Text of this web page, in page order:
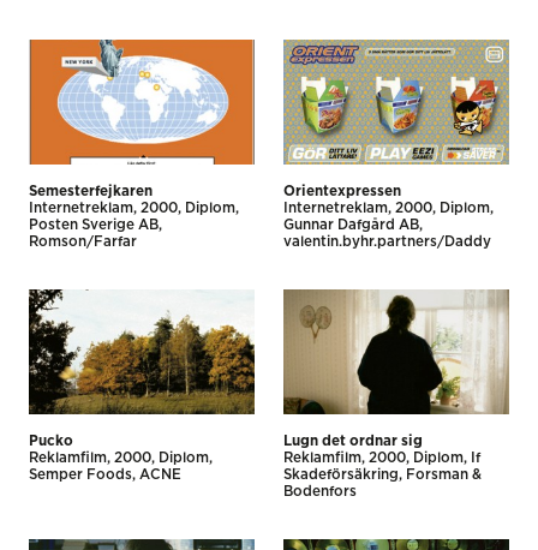
Semesterfejkaren
Internet­reklam 2000
Diplom
Posten Sverige AB
Romson/Farfar
Orientexpressen
Internet­reklam 2000
Diplom
Gunnar Dafgård AB
valentin.byhr.partners/Daddy
Pucko
Reklamfilm 2000
Diplom
Semper Foods
ACNE
Lugn det ordnar sig
Reklamfilm 2000 Diplom
If
Skadeförsäkring
Forsman &
Bodenfors